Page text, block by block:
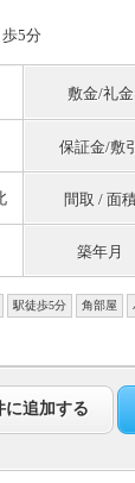
5分
敷金/礼金
保証金/敷引
間取 / 面
築年月
駅徒歩5分 角部屋
に追加する